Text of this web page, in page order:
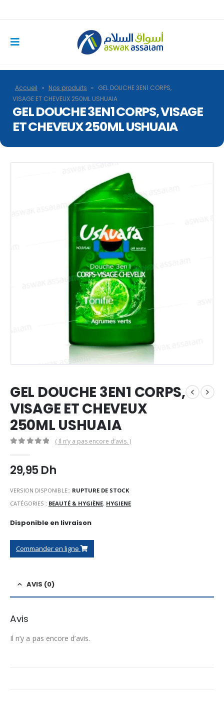
Accueil » Nos produits » GEL DOUCHE 3EN1 CORPS,
VISAGE ET CHEVEUX 250ML USHUAIA
GEL DOUCHE 3EN1 CORPS, VISAGE
ET CHEVEUX 250ML USHUAIA
GEL DOUCHE 3EN1 CORPS,
VISAGE ET CHEVEUX
250ML USHUAIA
( Il n’y a pas encore d’avis. )
29,95Dh
VERSION DISPONIBLE:: RUPTURE DE STOCK
CATÉGORIES : BEAUTÉ & HYGIÈNE, HYGIENE
Disponible en livraison
Commander en ligne
AVIS (0)
Avis
Il n’y a pas encore d’avis.